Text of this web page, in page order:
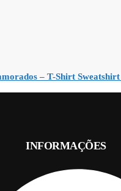
– T-Shirt
INFORMAÇÕES